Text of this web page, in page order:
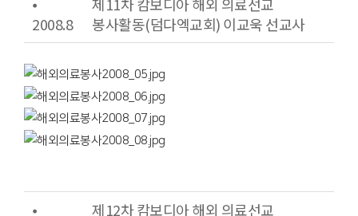
⦁
2008.8
제11차 캄보디아 해외 의료선교
봉사활동(덤다엑교회) 이교욱 선교사
⦁ 제12차 캄보디아 해외 의료선교